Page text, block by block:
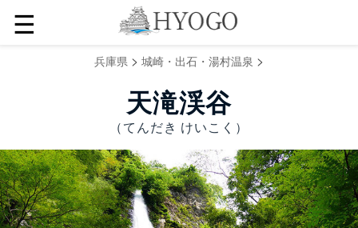
☰
兵庫県 > 城崎・出石・湯村温泉 >
天滝渓谷
（てんだき けいこく）